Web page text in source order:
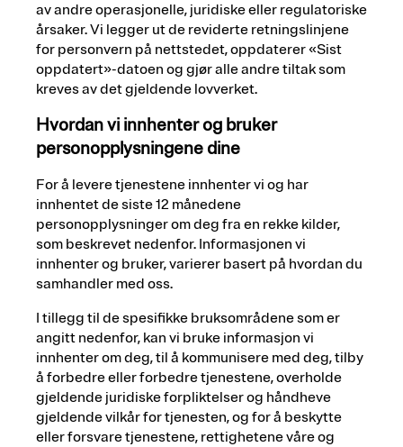
av andre operasjonelle, juridiske eller regulatoriske
årsaker. Vi legger ut de reviderte retningslinjene
for personvern på nettstedet, oppdaterer «Sist
oppdatert»-datoen og gjør alle andre tiltak som
kreves av det gjeldende lovverket.
Hvordan vi innhenter og bruker
personopplysningene dine
For å levere tjenestene innhenter vi og har
innhentet de siste 12 månedene
personopplysninger om deg fra en rekke kilder,
som beskrevet nedenfor. Informasjonen vi
innhenter og bruker, varierer basert på hvordan du
samhandler med oss.
I tillegg til de spesifikke bruksområdene som er
angitt nedenfor, kan vi bruke informasjon vi
innhenter om deg, til å kommunisere med deg, tilby
å forbedre eller forbedre tjenestene, overholde
gjeldende juridiske forpliktelser og håndheve
gjeldende vilkår for tjenesten, og for å beskytte
eller forsvare tjenestene, rettighetene våre og